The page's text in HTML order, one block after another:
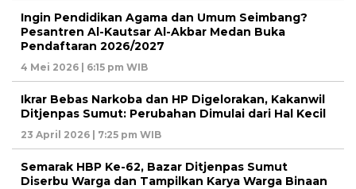
Ingin Pendidikan Agama dan Umum Seimbang?
Pesantren Al-Kautsar Al-Akbar Medan Buka
Pendaftaran 2026/2027
4 Mei 2026 | 6:15 pm WIB
Ikrar Bebas Narkoba dan HP Digelorakan, Kakanwil
Ditjenpas Sumut: Perubahan Dimulai dari Hal Kecil
23 April 2026 | 7:25 pm WIB
Semarak HBP Ke-62, Bazar Ditjenpas Sumut
Diserbu Warga dan Tampilkan Karya Warga Binaan